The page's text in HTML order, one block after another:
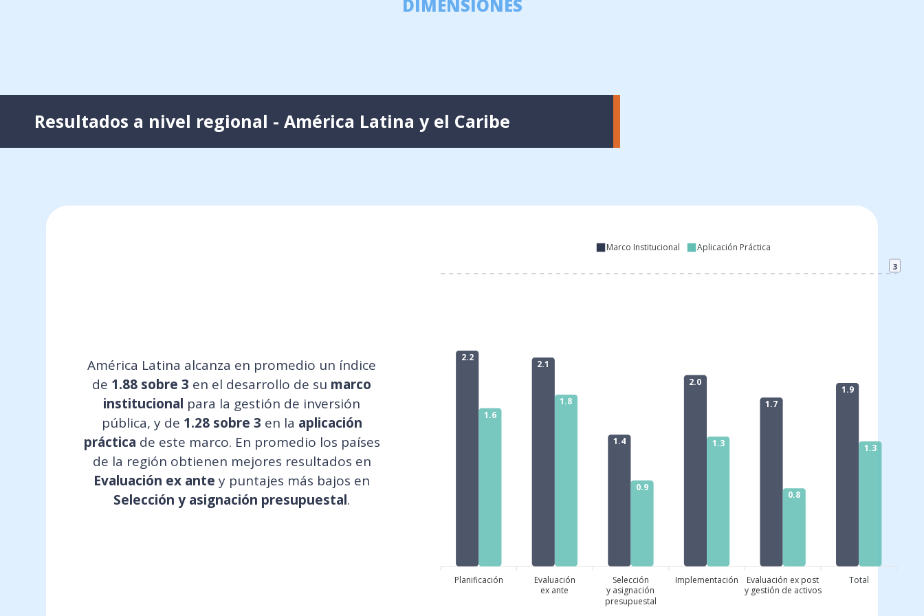
DIMENSIONES
Resultados a nivel regional - América Latina y el Caribe
América Latina alcanza en promedio un índice
de 1.88 sobre 3 en el desarrollo de su marco
institucional para la gestión de inversión
pública, y de 1.28 sobre 3 en la aplicación
práctica de este marco. En promedio los países
de la región obtienen mejores resultados en
Evaluación ex ante y puntajes más bajos en
Selección y asignación presupuestal.
Marco Institucional Aplicación Práctica
2.2
2.1
1.4
2.0
1.7
1.9
1.6
1.8
0.9
1.3
0.8
1.3
Planificación
Evaluación
ex ante
Selección
y asignación
presupuestal
Implementación
Evaluación ex post
y gestión de activos
Total
3